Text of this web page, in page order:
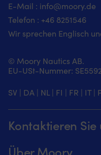
E-Mail : info@moory.de
Telefon : +46 8251546
Wir sprechen Englisch
© Moory Nautics AB.
EU-USt-Nummer:
SV | DA | NL| FI | FR | IT|
Kontaktieren Sie
Telefonzeiten
Über Moory